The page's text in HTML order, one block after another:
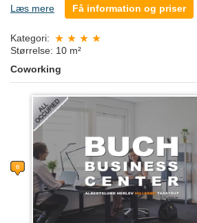
Læs mere Få information og priser
Kategori:
Størrelse: 10 m²
Coworking